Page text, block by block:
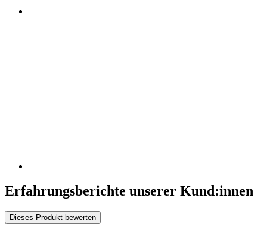
Erfahrungsberichte unserer Kund:innen
Dieses Produkt bewerten